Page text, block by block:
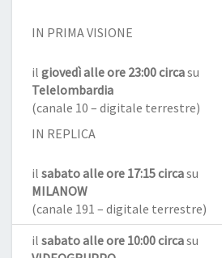
IN PRIMA VISIONE
il giovedì alle ore 23:00 circasu
Telelombardia
(canale 10 – digitale terrestre)
IN REPLICA
il sabato alle ore 17:15 circasu
MILANOW
(canale 191 – digitale terrestre)
il sabato alle ore 10:00 circasu